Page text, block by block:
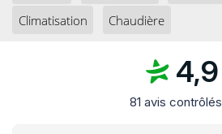
Climatisation
Chaudière
4,9
81 avis contrôlés